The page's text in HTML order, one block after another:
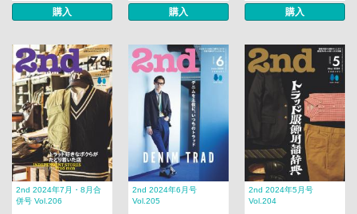
購入 購入 購入
2nd 2024年7月・8月合
併号 Vol.206
2nd 2024年6月号
Vol.205
2nd 2024年5月号
Vol.204